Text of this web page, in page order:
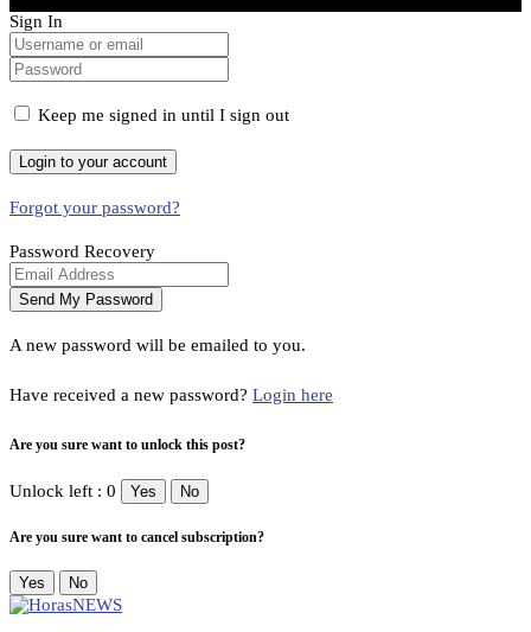
Sign In
Keep me signed in until I sign out
Forgot your password?
Password Recovery
A new password will be emailed to you.
Have received a new password? Login here
Are you sure want to unlock this post?
Unlock left : 0 Yes No
Are you sure want to cancel subscription?
Yes No